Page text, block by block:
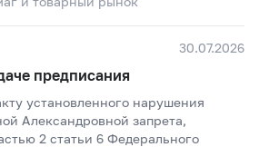
30.07.2026
предписания
установленного нарушения
Александровной запрета,
2 статьи 6 Федерального